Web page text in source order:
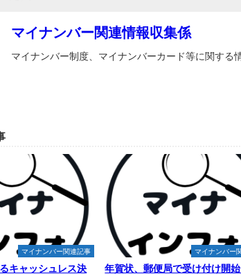
マイナンバー関連情報収集係
マイナンバー制度、マイナンバーカード等に関する
マイナンバー関連記事
キャッシュレス決
マイナンバー
年賀状、郵便局で受け付け開始